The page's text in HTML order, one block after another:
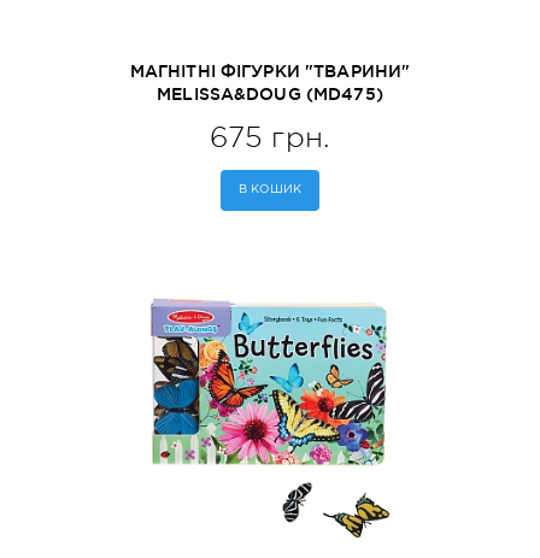
МАГНІТНІ ФІГУРКИ "ТВАРИНИ"
MELISSA&DOUG (MD475)
675 грн.
В КОШИК